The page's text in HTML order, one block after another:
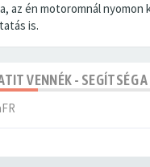
az én motoromnál nyomon
is.
VENNÉK - SEGÍTSÉG